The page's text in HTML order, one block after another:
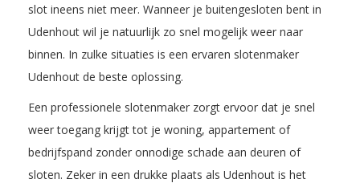
slot ineens niet meer. Wanneer je buitengesloten bent in
Udenhout wil je natuurlijk zo snel mogelijk weer naar
binnen. In zulke situaties is een ervaren slotenmaker
Udenhout de beste oplossing.
Een professionele slotenmaker zorgt ervoor dat je snel
weer toegang krijgt tot je woning, appartement of
bedrijfspand zonder onnodige schade aan deuren of
sloten. Zeker in een drukke plaats als Udenhout is het